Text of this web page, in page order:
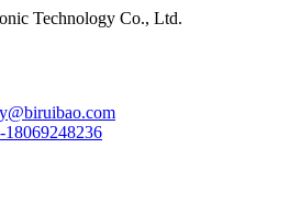
Technology Co., Ltd.
18069248236